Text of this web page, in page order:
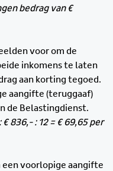
bedrag van €
voor om de
inkomens te laten
aan korting tegoed.
aangifte (teruggaaf)
de Belastingdienst.
836,- : 12 = € 69,65 per
een voorlopige aangifte